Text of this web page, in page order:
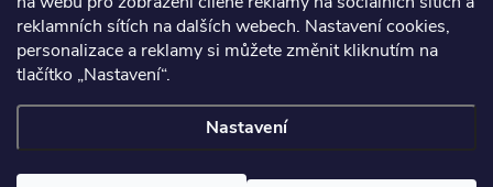
reklamních sítích na dalších webech. Nastavení cookies,
personalizace a reklamy si můžete změnit kliknutím na
tlačítko „Nastavení“.
Nastavení
Počet hlasů:437
Facebook
Upravit nastavení cookies